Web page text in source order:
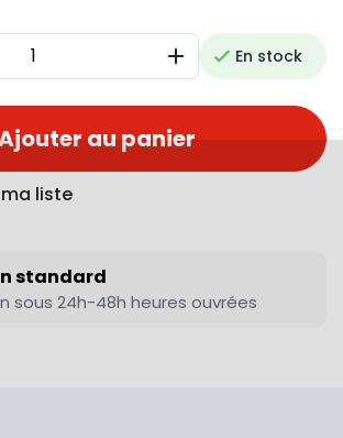
AugmenterEn stock
au panier
liste
standard
sous 24h-48h heures ouvrées